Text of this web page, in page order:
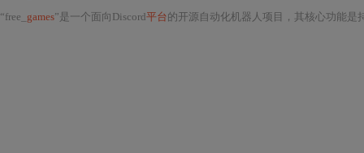
“free_ games”是一个面向Discord平台的开源自动化机器人项目，其核心功能是